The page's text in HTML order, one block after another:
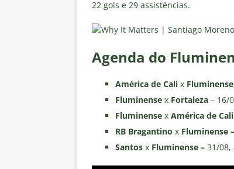
22 gols e 29 assistências.
Agenda do
América de Cali x Fluminense
Fluminense x Fortaleza – 16/
Fluminense x América de Cali
RB Bragantino x Fluminense –
Santos x Fluminense – 31/08,